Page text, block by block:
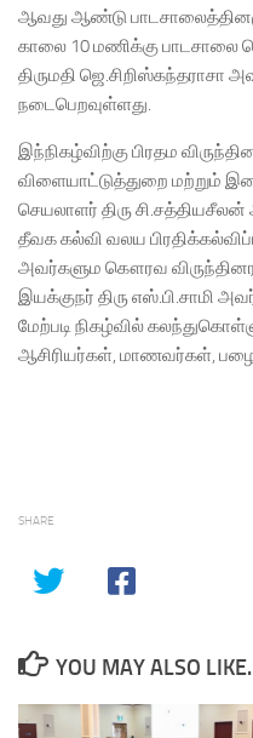
ஆவது ஆண்டு
காலை 10 மணிக்கு பாடசாலை
திருமதி
நடைபெறவுள்ளது.
இந்நிகழ்விற்கு பிரதம
விளையாட்டுத்துறை மற்றும்
செயலாளர் திரு சி.சத்தியசீலன்
தீவக கல்வி வலய
அவர்களும கௌரவ
இயக்குநர் திரு எஸ்.பி.சாமி
மேற்படி நிகழ்வில்
ஆசிரியர்கள், மாணவர்கள்,
SHARE
YOU MAY ALSO